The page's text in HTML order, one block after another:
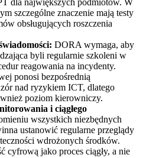
dla największych podmiotów. W
szczególne znaczenie mają testy
obsługujących roszczenia
DORA wymaga, aby
byli regularnie szkoleni w
reagowania na incydenty.
ponosi bezpośrednią
nad ryzykiem ICT, dlatego
poziom kierowniczy.
i ciągłego
wszystkich niezbędnych
ustanowić regularne przeglądy
wdrożonych środków.
cyfrową jako proces ciągły, a nie